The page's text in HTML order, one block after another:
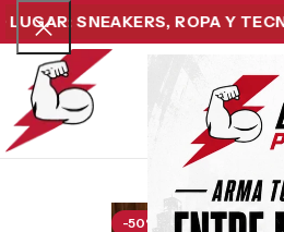
SNEAKERS, ROPA Y
-50%